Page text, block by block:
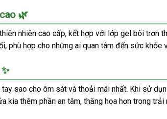
🌿
nhiên cao cấp, kết hợp với lớp gel bôi trơn
phù hợp cho những ai quan tâm đến sức khỏe
sao cho ôm sát và thoải mái nhất. Khi sử
kia thêm phần an tâm, thăng hoa hơn trong trải